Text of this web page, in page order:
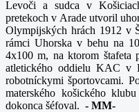
Levoči a sudca v
pretekoch v Arade utvoril
Olympijských hrách 1912 v
rámci Uhorska v behu na
4x100 m, na ktorom štafeta
atletického oddielu KAC v
robotníckymi športovcami.
materského košického
dokonca šéfoval. - MM-